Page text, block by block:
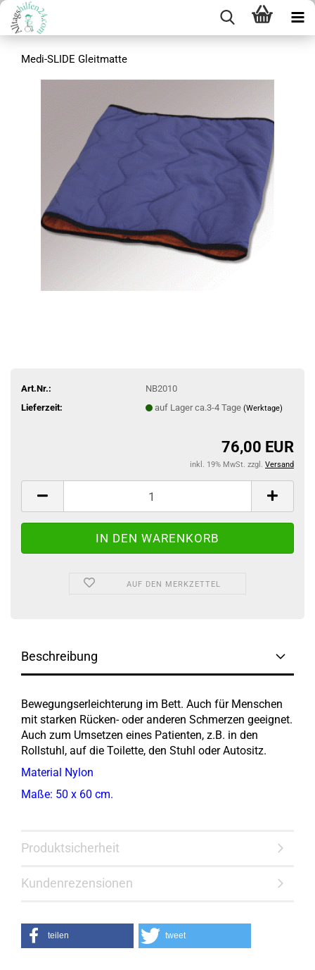
Medi-SLIDE Gleitmatte
Art.Nr.:
NB2010
Lieferzeit:
auf Lager ca.3-4 Tage (Werktage)
76,00 EUR
inkl. 19% MwSt. zzgl. Versand
AUF DEN MERKZETTEL
Beschreibung
Bewegungserleichterung im Bett. Auch für Menschen
mit starken Rücken- oder anderen Schmerzen geeignet.
Auch zum Umsetzen eines Patienten, z.B. in den
Rollstuhl, auf die Toilette, den Stuhl oder Autositz.
Material Nylon
Maße: 50 x 60 cm.
Produktsicherheit
Kundenrezensionen
teilen tweet